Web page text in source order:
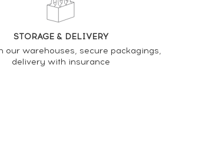
STORAGE & DELIVERY
our warehouses, secure packagings,
delivery with insurance